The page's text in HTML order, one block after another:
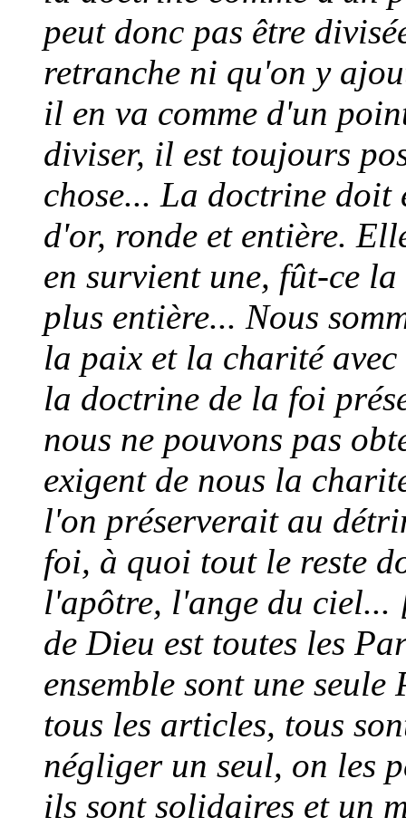
peut donc pas être
retranche ni qu'on y
il en va comme d'un
diviser, il est toujours
chose... La doctrine doit
d'or, ronde et entière.
en survient une, fût-ce
plus entière... Nous
la paix et la charité
la doctrine de la foi
nous ne pouvons pas
exigent de nous la
l'on préserverait au
foi, à quoi tout le reste
l'apôtre, l'ange du ciel...
de Dieu est toutes les
ensemble sont une
tous les articles, tous
négliger un seul, on les
ils sont solidaires et un